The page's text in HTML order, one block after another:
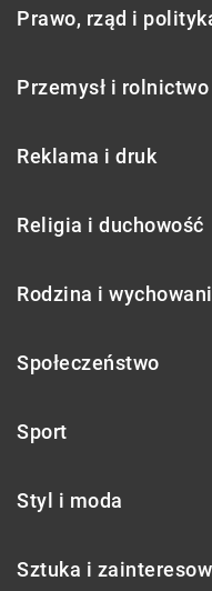
Prawo, rząd i
Przemysł i rolnictwo
Reklama i druk
Religia i duchowość
Rodzina i
Społeczeństwo
Sport
Styl i moda
Sztuka i